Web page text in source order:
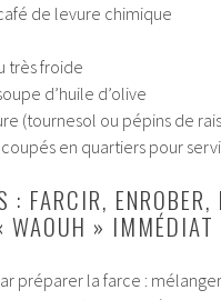
de levure chimique
très froide
d’huile d’olive
(tournesol ou pépins de
en quartiers pour
: FARCIR,
WAOUH » IMMÉDIAT
préparer la farce :